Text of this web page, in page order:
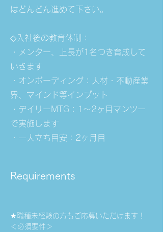
はどんどん進めて下さい。
◇入社後の教育体制：
・メンター、上長が1名つき育成して
いきます
・オンボーディング：人材・不動産業
界、マインド等インプット
・デイリーMTG：1～2ヶ月マンツー
で実施します
・一人立ち目安：2ヶ月目
Requirements
★職種未経験の方もご応募いただけます！
＜必須要件＞